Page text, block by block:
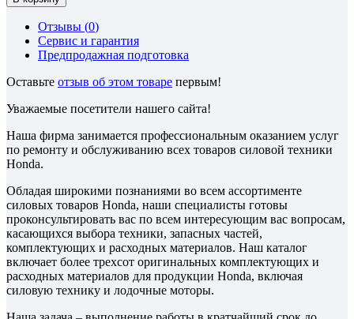
Отзывы (0)
Сервис и гарантия
Предпродажная подготовка
Оставьте отзыв об этом товаре первым!
Уважаемые посетители нашего сайта!
Наша фирма занимается профессиональным оказанием услуг
по ремонту и обслуживанию всех товаров силовой техники
Honda.
Обладая широкими познаниями во всем ассортименте
силовых товаров Honda, наши специалисты готовы
проконсультировать вас по всем интересующим вас вопросам,
касающихся выбора техники, запасных частей,
комплектующих и расходных материалов. Наш каталог
включает более трехсот оригинальных комплектующих и
расходных материалов для продукции Honda, включая
силовую технику и лодочные моторы.